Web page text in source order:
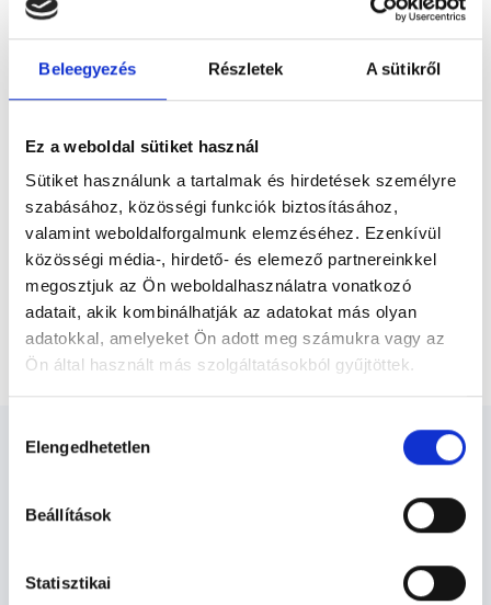
Beleegyezés Részletek A sütikről
Ez a weboldal sütiket használ
Sütiket használunk a tartalmak és hirdetések személyre
szabásához, közösségi funkciók biztosításához,
valamint weboldalforgalmunk elemzéséhez. Ezenkívül
közösségi média-, hirdető- és elemező partnereinkkel
megosztjuk az Ön weboldalhasználatra vonatkozó
adatait, akik kombinálhatják az adatokat más olyan
adatokkal, amelyeket Ön adott meg számukra vagy az
Ön által használt más szolgáltatásokból gyűjtöttek.
szabályzat:https://foglaljorvost.hu/info/foglaljorvost-
kiválasztása
Elengedhetetlen
Beállítások
Statisztikai
és olasz nyelvből...
Előző* Szakorvos jelölt (rezidens): általános orvosi oklevéllel rendelkező
orvos, aki jogszabályok szerinti szakorvosi szakképesítés
felelősséggel tartozik és azt közvetlenül felügyeli az egészségügyi
szakorvosjelölt önállóan láthat el feladatokat. A foglaljorvost.hu
felelősségét kizárja esetleges névazonosságért bármely szakorvos
Főoldal Andrológus
Nőgyógyászati szűrőcsomag-alap